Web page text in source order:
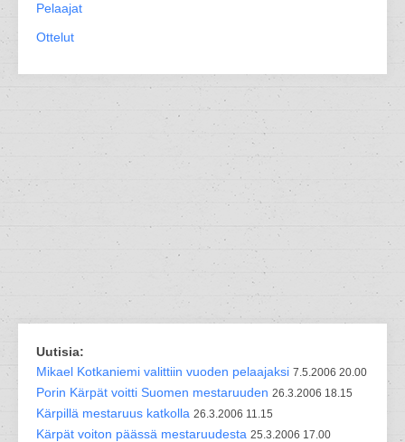
Pelaajat
Ottelut
Uutisia:
Mikael Kotkaniemi valittiin vuoden pelaajaksi 7.5.2006 20.00
Porin Kärpät voitti Suomen mestaruuden 26.3.2006 18.15
Kärpillä mestaruus katkolla 26.3.2006 11.15
Kärpät voiton päässä mestaruudesta 25.3.2006 17.00